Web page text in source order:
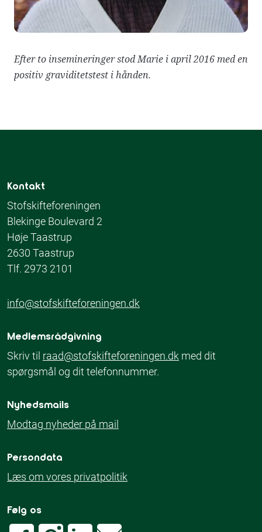
Efter to insemineringer stod Marie i april 2016 med en
positiv graviditetstest i hånden.
Kontakt
Stofskifteforeningen
Blekinge Boulevard 2
Høje Taastrup
2630 Taastrup
Tlf. 2973 2101
info@stofskifteforeningen.dk
Medlemsrådgivning
Skriv til raad@stofskifteforeningen.dk med dit
spørgsmål og dit telefonnummer.
Nyhedsmails
Modtag nyheder på mail
Persondata
Læs om vores privatpolitik
Følg os